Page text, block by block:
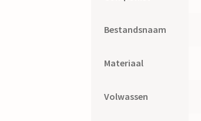
Bestandsnaam
Materiaal
Volwassen